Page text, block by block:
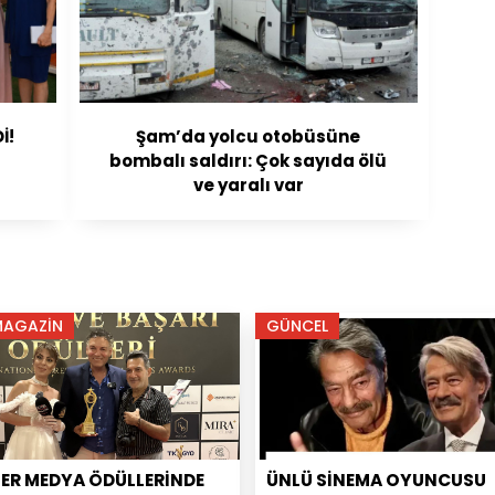
Şam’da yolcu otobüsüne
bombalı saldırı: Çok sayıda ölü
ve yaralı var
MEDYA ÖDÜLLERİNDE
GÜNCEL
ÜNLÜ SİNEMA OYUNCUSU